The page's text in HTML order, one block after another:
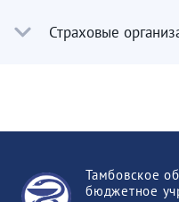
Страховые
Тамбовское
бюджетное